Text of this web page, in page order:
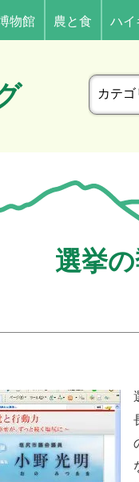
物館 農と食 ハイ
カ
テ
リ
ー
選挙